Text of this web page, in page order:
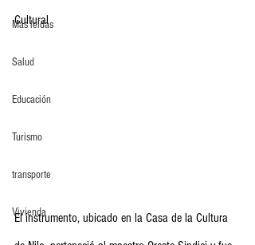
Más leídas
Salud
Educación
Turismo
transporte
Vivienda
Cultural
El instrumento, ubicado en la Casa de la Cultura